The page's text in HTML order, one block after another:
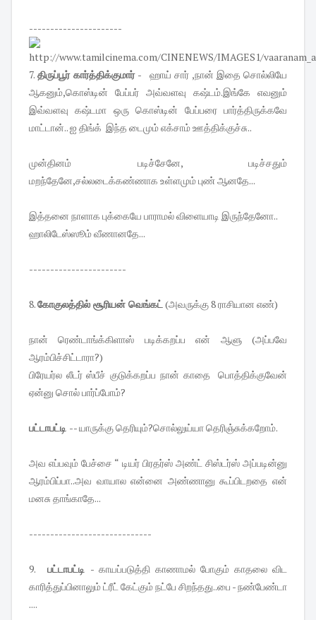
----------------------
7.திருப்பூர் கார்த்திக்குமார்- ஹாய் சார் ,நான் இதை சொல்லியே
ஆகனும்,கொஸ்டின் பேப்பர் அவ்வளவு கஷ்டம்.இங்கே எவனும்
இவ்வளவு கஷ்டமா ஒரு கொஸ்டின் பேப்பரை பார்த்திருக்கவே
மாட்டான்.. ஐ திங்க் இந்த டைமும் எக்சாம் ஊத்திக்குச்சு..
முன்தினம் படிச்சேனே, படிச்சதும்
மறந்தேனே,சல்லடைக்கண்ணாக உள்ளமும் புண் ஆனதே...
இத்தனை நாளாக புக்கையே பாராமல் விளையாடி இருந்தேனோ..
ஹாலிடேஸ்ஸூம் வீணானதே...
-----------------------
8.கோகுலத்தில் சூரியன் வெங்கட் (அவருக்கு 8 ராசியான எண்)
நான் ரெண்டாங்க்கிளாஸ் படிக்கறப்ப என் ஆளு (அப்பவே
ஆரம்பிச்சிட்டாரா?)
பிரேயர்ல லீடர் ஸ்பீச் குடுக்கறப்ப நான் காதை பொத்திக்குவேன்
ஏன்னு சொல் பார்ப்போம்?
பட்டாபட்டி -- யாருக்கு தெரியும்?சொல்லுய்யா தெரிஞ்சுக்கறோம்.
அவ எப்பவும் பேச்சை “ டியர் பிரதர்ஸ் அண்ட் சிஸ்டர்ஸ் அப்படின்னு
ஆரம்பிப்பா..அவ வாயால என்னை அண்ணானு கூப்பிடறதை என்
மனசு தாங்காதே...
-----------------------------
9. பட்டாபட்டி - காயப்படுத்தி காணாமல் போகும் காதலை விட
காரித்துப்பினாலும் ட்ரீட் கேட்கும் நட்பே சிறந்தது..பை - நண்பேண்டா
....